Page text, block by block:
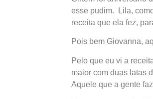
esse pudim. Lila,
receita que ela fez,
Pois bem Giovanna,
Pelo que eu vi a
maior com duas latas
Aquele que a gente